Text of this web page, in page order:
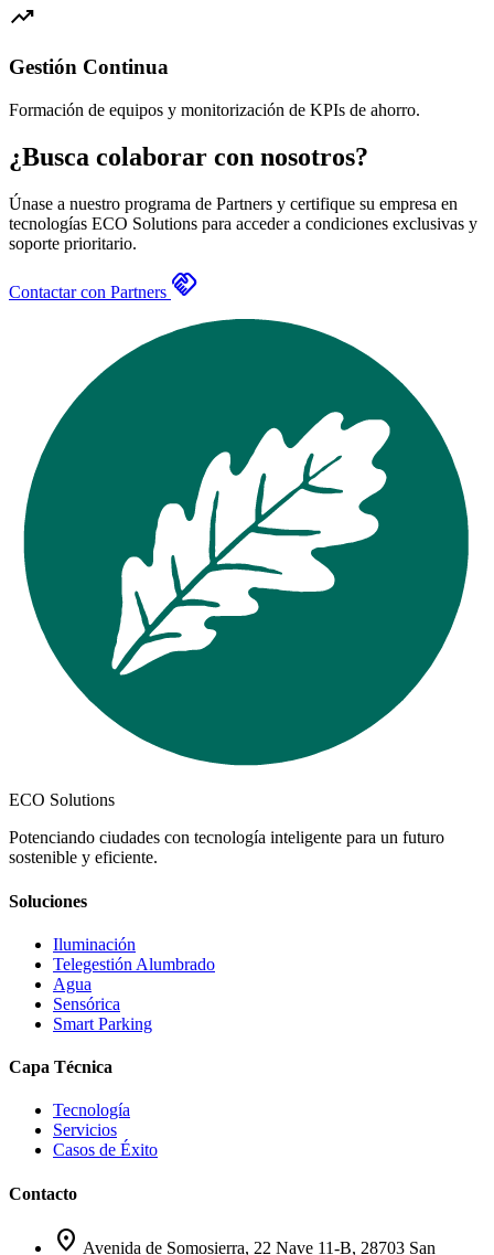
trending_up
Gestión Continua
Formación de equipos y monitorización de KPIs de ahorro.
¿Busca colaborar con nosotros?
Únase a nuestro programa de Partners y certifique su empresa en
tecnologías ECO Solutions para acceder a condiciones exclusivas y
soporte prioritario.
Contactar con Partners handshake
ECO Solutions
Potenciando ciudades con tecnología inteligente para un futuro
sostenible y eficiente.
Soluciones
Iluminación
Telegestión Alumbrado
Agua
Sensórica
Smart Parking
Capa Técnica
Tecnología
Servicios
Casos de Éxito
Contacto
location_on Avenida de Somosierra, 22 Nave 11-B, 28703 San